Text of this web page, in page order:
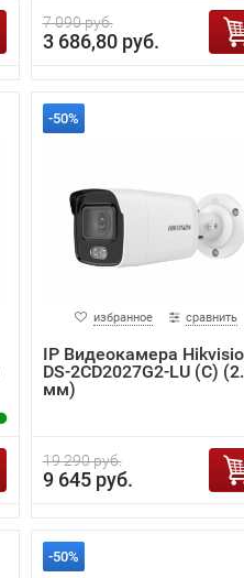
7 090 руб.
3 686,80 руб.
-50%
избранное сравнить
IP Видеокамера
DS-2CD2027G2-LU (C)
мм)
19 290 руб.
9 645 руб.
-50%